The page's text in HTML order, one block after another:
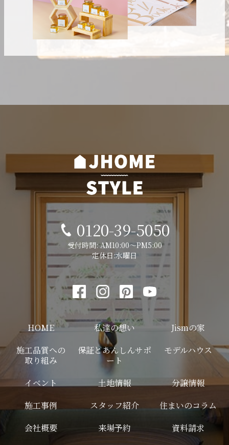
0120-39-5050
受付時間: AM10:00～PM5:00
定休日:水曜日
HOME 私達の想い
Jismの家
施工品質への
取り組み
保証とあんしんサポ
ート
モデルハウス
イベント 土地情報
分譲情報
施工事例
スタッフ紹介
住まいのコラム
会社概要
来場予約 資料請求